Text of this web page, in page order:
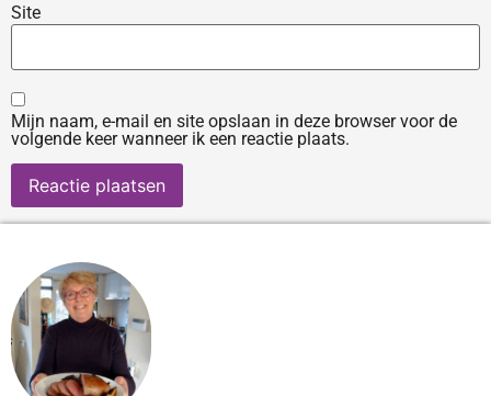
Site
Mijn naam, e-mail en site opslaan in deze browser voor de
volgende keer wanneer ik een reactie plaats.